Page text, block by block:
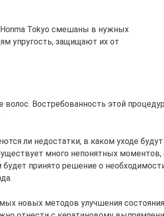
Tokyo смешаны в нужных
упругость, защищают их от
Востребованность этой
ли недостатки, в каком уходе будут
много непонятных моментов,
принято решение о
новых методов улучшения